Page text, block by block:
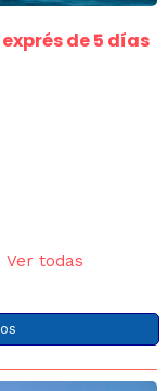
de 5 días
Ver todas